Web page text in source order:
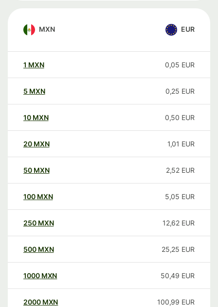
MXN EUR
1 MXN 0,05 EUR
5 MXN 0,25 EUR
10 MXN 0,50 EUR
20 MXN 1,01 EUR
50 MXN 2,52 EUR
100 MXN 5,05 EUR
250 MXN 12,62 EUR
500 MXN 25,25 EUR
1000 MXN 50,49 EUR
2000 MXN 100,99 EUR